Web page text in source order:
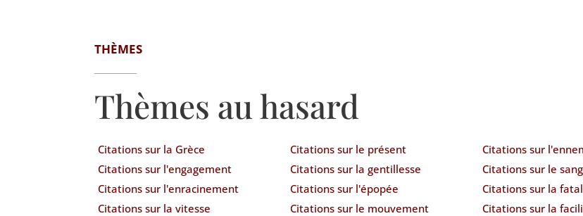
THÈMES
Thèmes au hasard
Citations sur la Grèce
Citations sur l'engagement
Citations sur l'enracinement
Citations sur la vitesse
Citations sur le présent
Citations sur la gentillesse
Citations sur l'épopée
Citations sur le mouvement
Citations sur
Citations sur le sang
Citations sur la
Citations sur la